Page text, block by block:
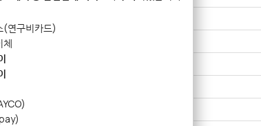
(연구비카드)
체